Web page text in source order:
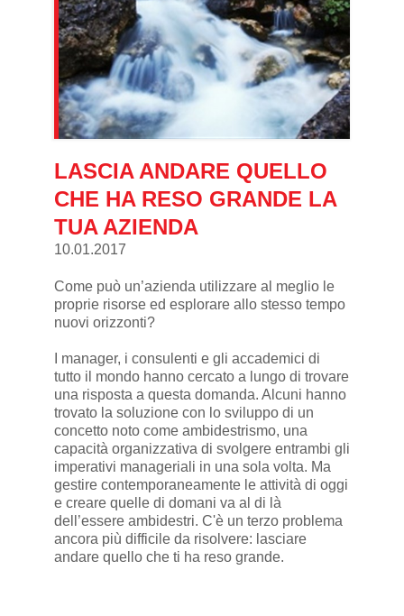
LASCIA ANDARE QUELLO
CHE HA RESO GRANDE LA
TUA AZIENDA
10.01.2017
Come può un’azienda utilizzare al meglio le
proprie risorse ed esplorare allo stesso tempo
nuovi orizzonti?
I manager, i consulenti e gli accademici di
tutto il mondo hanno cercato a lungo di trovare
una risposta a questa domanda. Alcuni hanno
trovato la soluzione con lo sviluppo di un
concetto noto come ambidestrismo, una
capacità organizzativa di svolgere entrambi gli
imperativi manageriali in una sola volta. Ma
gestire contemporaneamente le attività di oggi
e creare quelle di domani va al di là
dell’essere ambidestri. C'è un terzo problema
ancora più difficile da risolvere: lasciare
andare quello che ti ha reso grande.